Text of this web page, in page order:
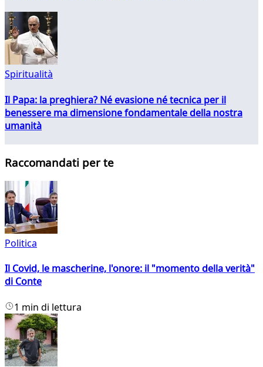
Spiritualità
Il Papa: la preghiera? Né evasione né tecnica per il
benessere ma dimensione fondamentale della nostra
umanità
Raccomandati per te
Politica
Il Covid, le mascherine, l'onore: il "momento della verità"
di Conte
1 min di lettura